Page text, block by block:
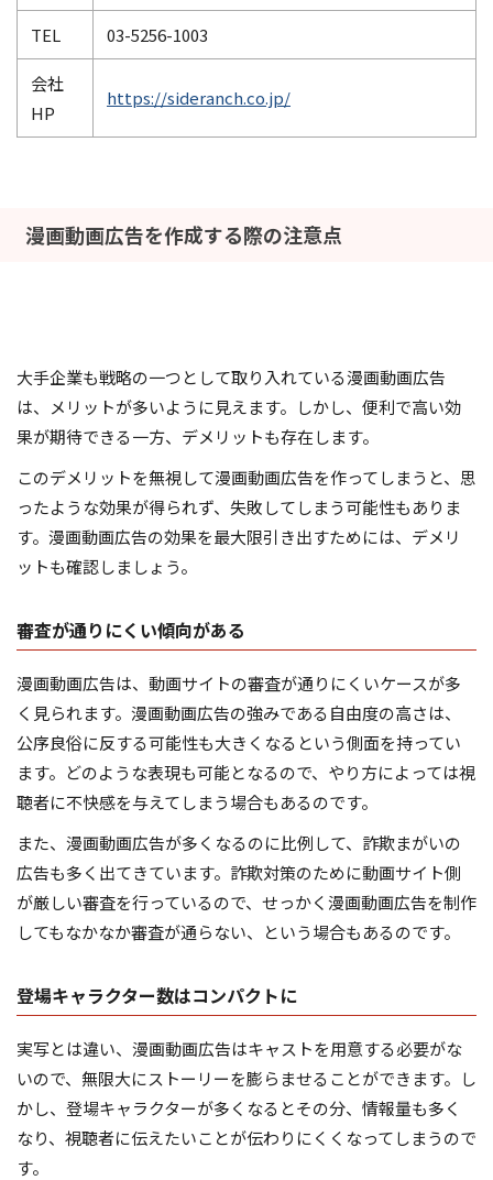
TEL 03-5256-1003
会社
HP
https://sideranch.co.jp/
漫画動画広告を作成する際の注意点
大手企業も戦略の一つとして取り入れている漫画動画広告
は、メリットが多いように見えます。しかし、便利で高い効
果が期待できる一方、デメリットも存在します。
このデメリットを無視して漫画動画広告を作ってしまうと、思
ったような効果が得られず、失敗してしまう可能性もありま
す。漫画動画広告の効果を最大限引き出すためには、デメリ
ットも確認しましょう。
審査が通りにくい傾向がある
漫画動画広告は、動画サイトの審査が通りにくいケースが多
く見られます。漫画動画広告の強みである自由度の高さは、
公序良俗に反する可能性も大きくなるという側面を持ってい
ます。どのような表現も可能となるので、やり方によっては視
聴者に不快感を与えてしまう場合もあるのです。
また、漫画動画広告が多くなるのに比例して、詐欺まがいの
広告も多く出てきています。詐欺対策のために動画サイト側
が厳しい審査を行っているので、せっかく漫画動画広告を制作
してもなかなか審査が通らない、という場合もあるのです。
登場キャラクター数はコンパクトに
実写とは違い、漫画動画広告はキャストを用意する必要がな
いので、無限大にストーリーを膨らませることができます。し
かし、登場キャラクターが多くなるとその分、情報量も多く
なり、視聴者に伝えたいことが伝わりにくくなってしまうので
す。